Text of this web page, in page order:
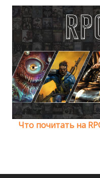
Что почитать на